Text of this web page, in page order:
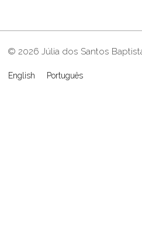
© 2026 Júlia dos Santos
English Português